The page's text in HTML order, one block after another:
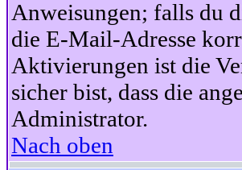
Anweisungen; falls du
die E-Mail-Adresse
Aktivierungen ist die
sicher bist, dass die
Administrator.
Nach oben